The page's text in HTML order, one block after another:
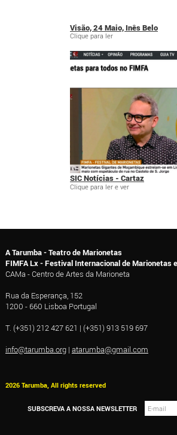
Visão, 24 Maio, Inês Belo
Clique para ler
SIC Notícias - Cartaz
Clique para ler e ver
A Tarumba - Teatro de Marionetas
FIMFA Lx - Festival Internacional de Marionetas
CAMa - Centro de Artes da Marioneta
Rua da Esperança, 152
1200 - 660 Lisboa Portugal
T. (+351) 212 427 621 | (+351) 913 519 697
info@tarumba.org| atarumba@gmail.com
2026 Tarumba, All rights reserved
SUBSCREVA A NOSSA NEWSLETTER